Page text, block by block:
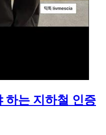
하는 지하철 인증